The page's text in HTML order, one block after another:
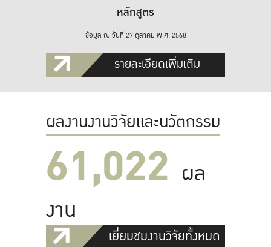
หลักสูตร
ข้อมูล ณ วันที่ 27 ตุลาคม พ.ศ. 2568
รายละเอียดเพิ่มเติม
ผลงานงานวิจัยและนวัตกรรม
61,022 ผล
งาน
เยี่ยมชมงานวิจัยทั้งหมด